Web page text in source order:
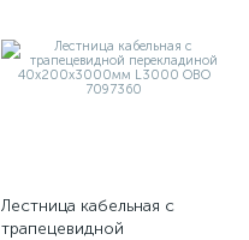
Лестница кабельная с
трапецевидной